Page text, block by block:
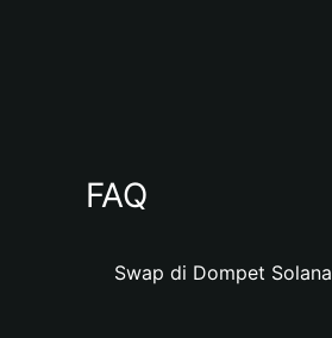
FAQ
Swap di Dompet Solana